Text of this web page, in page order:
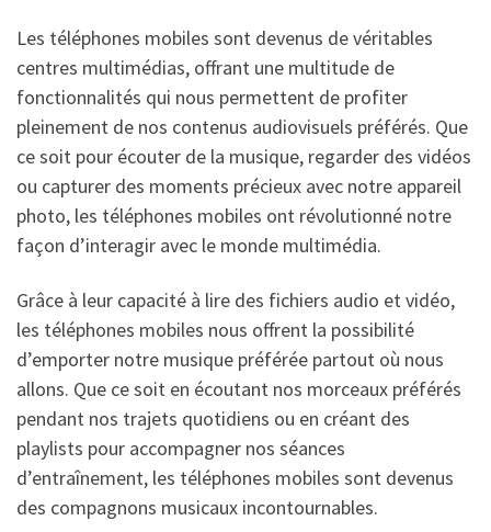
Les téléphones mobiles sont devenus de véritables
centres multimédias, offrant une multitude de
fonctionnalités qui nous permettent de profiter
pleinement de nos contenus audiovisuels préférés. Que
ce soit pour écouter de la musique, regarder des vidéos
ou capturer des moments précieux avec notre appareil
photo, les téléphones mobiles ont révolutionné notre
façon d’interagir avec le monde multimédia.
Grâce à leur capacité à lire des fichiers audio et vidéo,
les téléphones mobiles nous offrent la possibilité
d’emporter notre musique préférée partout où nous
allons. Que ce soit en écoutant nos morceaux préférés
pendant nos trajets quotidiens ou en créant des
playlists pour accompagner nos séances
d’entraînement, les téléphones mobiles sont devenus
des compagnons musicaux incontournables.